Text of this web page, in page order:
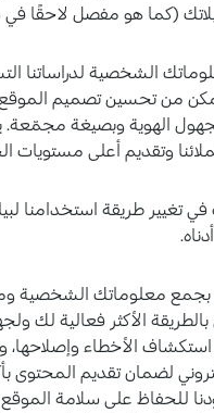
(كما هو مفصل لاحقًا في
الشخصية لدراساتنا
من تحسين تصميم الموقع
الهوية وبصيغة
وتقديم أعلى مستويات
في تغيير طريقة
بجمع معلوماتك الشخصية
الأكثر فعالية لك
الأخطاء وإصلاحها،
لضمان تقديم المحتوى
على سلامة الموقع